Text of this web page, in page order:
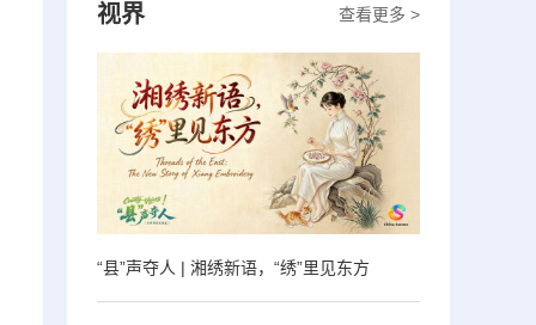
查看更多 >
视界
“县”声夺人 | 湘绣新语，“绣”里见东方